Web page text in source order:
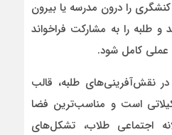
را درون مدرسه یا بیرون
و طلبه را به مشارکت فراخواند
عملی کامل شود.
نقش‌آفرینی‌های طلبه، قالب
است و مناسب‌ترین فضا
اجتماعی طلاب، تشکل‌های